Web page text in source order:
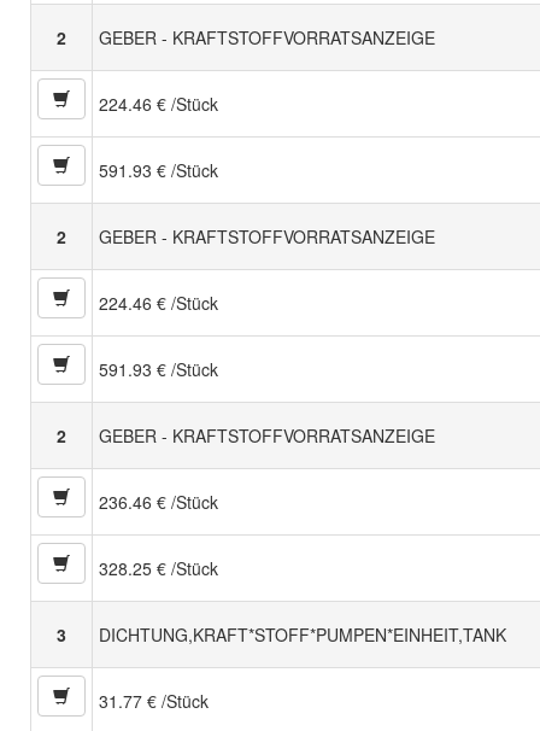
2 GEBER - KRAFTSTOFFVORRATSANZEIGE
224.46 € /Stück
591.93 € /Stück
2 GEBER - KRAFTSTOFFVORRATSANZEIGE
224.46 € /Stück
591.93 € /Stück
2 GEBER - KRAFTSTOFFVORRATSANZEIGE
236.46 € /Stück
328.25 € /Stück
3 DICHTUNG,KRAFT*STOFF*PUMPEN*EINHEIT,TANK
31.77 € /Stück